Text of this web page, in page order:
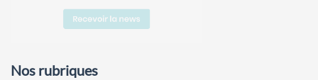
Nos rubriques